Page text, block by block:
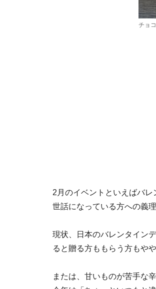
チョ
2月のイベントといえばバ
世話になっている方への義
現状、日本のバレンタイン
ると贈る方ももらう方もや
または、甘いものが苦手な